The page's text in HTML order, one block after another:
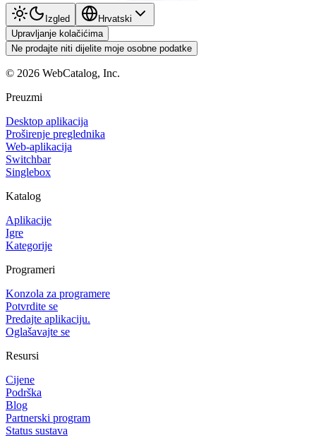
Izgled
Hrvatski
Upravljanje kolačićima
Ne prodajte niti dijelite moje osobne podatke
© 2026 WebCatalog, Inc.
Preuzmi
Desktop aplikacija
Proširenje preglednika
Web-aplikacija
Switchbar
Singlebox
Katalog
Aplikacije
Igre
Kategorije
Programeri
Konzola za programere
Potvrdite se
Predajte aplikaciju.
Oglašavajte se
Resursi
Cijene
Podrška
Blog
Partnerski program
Status sustava